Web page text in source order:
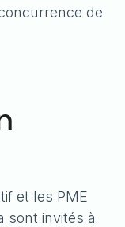
de
et les PME
sont invités à